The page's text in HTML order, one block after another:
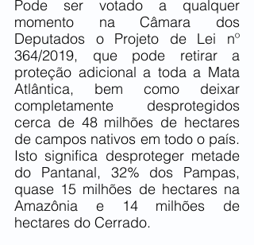
Pode ser votado a qualquer
momento na Câmara dos
Deputados o Projeto de Lei nº
364/2019, que pode retirar a
proteção adicional a toda a Mata
Atlântica, bem como deixar
completamente desprotegidos
cerca de 48 milhões de hectares
de campos nativos em todo o país.
Isto significa desproteger metade
do Pantanal, 32% dos Pampas,
quase 15 milhões de hectares na
Amazônia e 14 milhões de
hectares do Cerrado.